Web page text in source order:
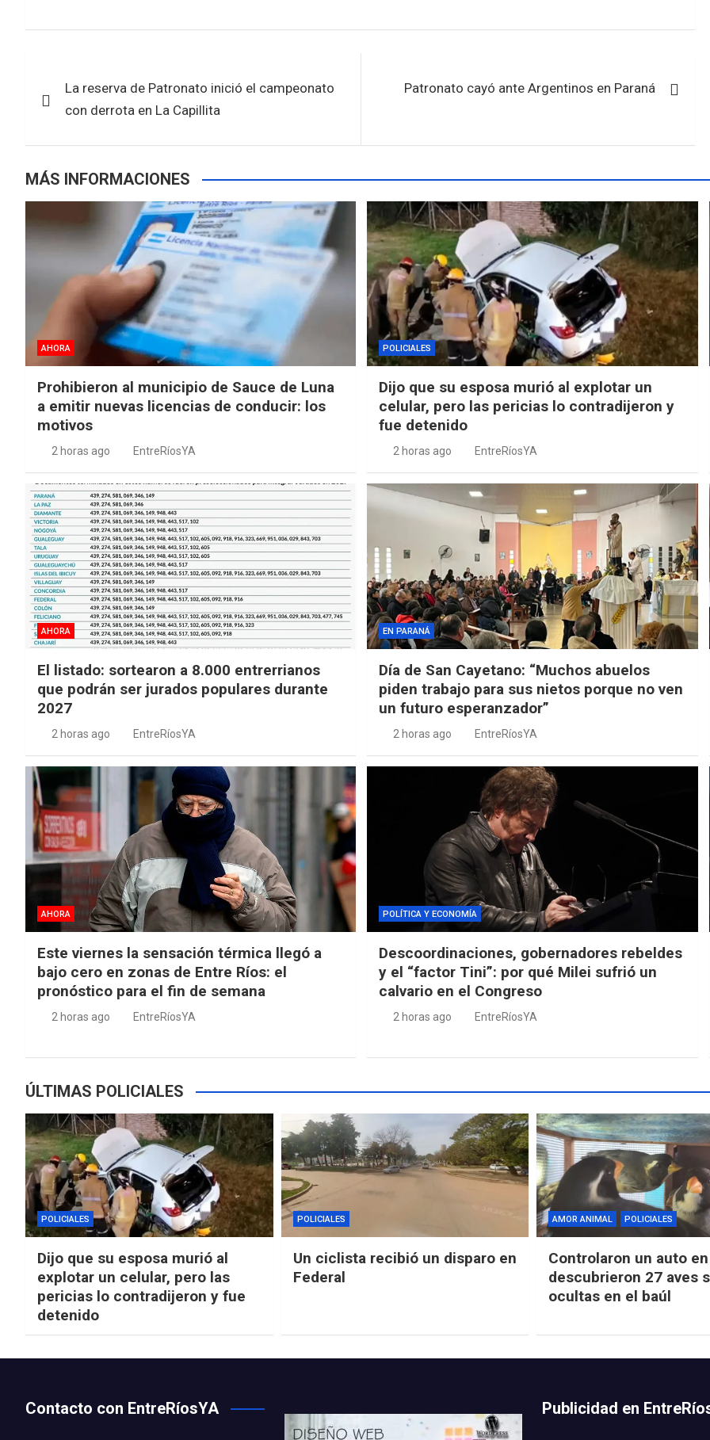
ce
o
o
tt at
A
p
ar
de
La reserva de Patronato inició el campeonato
con derrota en La Capillita
Patronato cayó ante Argentinos en Paraná
MÁS INFORMACIONES
AHORA
Prohibieron al municipio de Sauce de Luna
a emitir nuevas licencias de conducir: los
motivos
2 horas ago EntreRíosYA
POLICIALES
Dijo que su esposa murió al explotar un
celular, pero las pericias lo contradijeron y
fue detenido
2 horas ago EntreRíosYA
AHORA
El listado: sortearon a 8.000 entrerrianos
que podrán ser jurados populares durante
2027
2 horas ago EntreRíosYA
EN PARANÁ
Día de San Cayetano: “Muchos abuelos
piden trabajo para sus nietos porque no ven
un futuro esperanzador”
2 horas ago EntreRíosYA
AHORA
Este viernes la sensación térmica llegó a
bajo cero en zonas de Entre Ríos: el
pronóstico para el fin de semana
2 horas ago EntreRíosYA
POLÍTICA Y ECONOMÍA
Descoordinaciones, gobernadores rebeldes
y el “factor Tini”: por qué Milei sufrió un
calvario en el Congreso
2 horas ago EntreRíosYA
ÚLTIMAS POLICIALES
POLICIALES
Dijo que su esposa murió al
explotar un celular, pero las
pericias lo contradijeron y fue
detenido
POLICIALES
Un ciclista recibió un disparo en
Federal
AMOR ANIMAL POLICIALES
Controlaron un auto
descubrieron 27 aves
ocultas en el baúl
Contacto con EntreRíosYA Publicidad en